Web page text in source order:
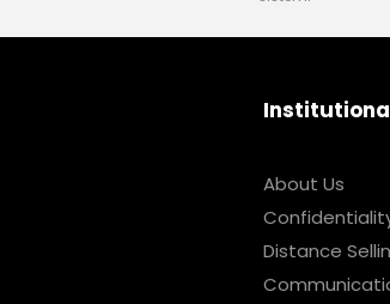
About Us
Distance